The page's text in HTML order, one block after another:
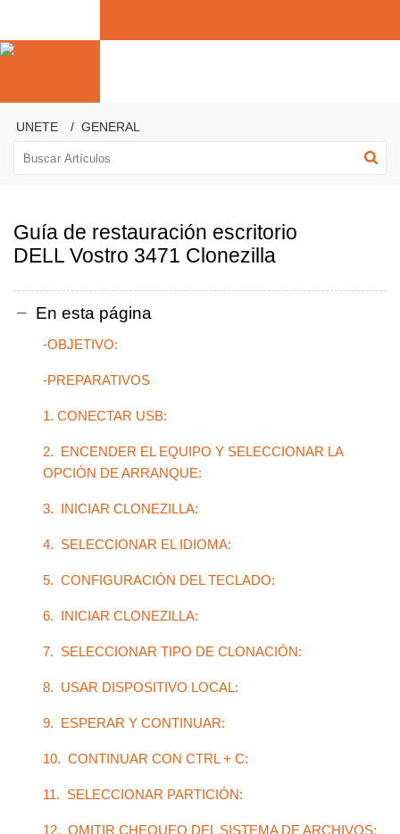
UNETE GENERAL
Guía de restauración escritorio
DELL Vostro 3471 Clonezilla
En esta página
-OBJETIVO:
-PREPARATIVOS
1. CONECTAR USB:
2. ENCENDER EL EQUIPO Y SELECCIONAR LA
OPCIÓN DE ARRANQUE:
3. INICIAR CLONEZILLA:
4. SELECCIONAR EL IDIOMA:
5. CONFIGURACIÓN DEL TECLADO:
6. INICIAR CLONEZILLA:
7. SELECCIONAR TIPO DE CLONACIÓN:
8. USAR DISPOSITIVO LOCAL:
9. ESPERAR Y CONTINUAR:
10. CONTINUAR CON CTRL + C:
11. SELECCIONAR PARTICIÓN:
12. OMITIR CHEQUEO DEL SISTEMA DE ARCHIVOS: